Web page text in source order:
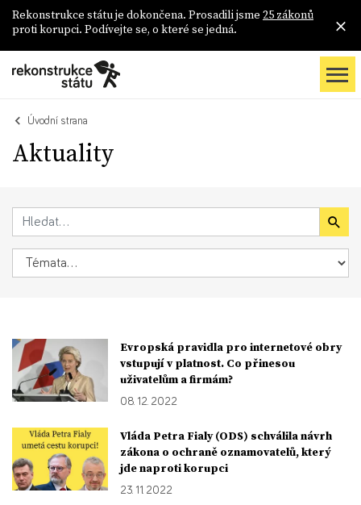
Rekonstrukce státu je dokončena. Prosadili jsme 25 zákonů
proti korupci. Podívejte se, o které se jedná.
Úvodní strana
Aktuality
Evropská pravidla pro internetové obry
vstupují v platnost. Co přinesou
uživatelům a firmám?
08. 12. 2022
Vláda Petra Fialy (ODS) schválila návrh
zákona o ochraně oznamovatelů, který
jde naproti korupci
23. 11. 2022